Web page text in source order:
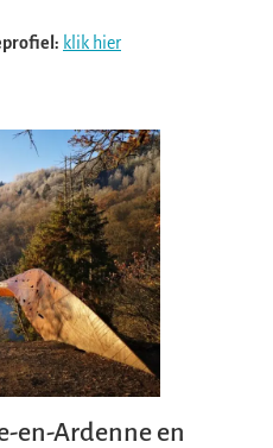
klik hier
en-Ardenne en